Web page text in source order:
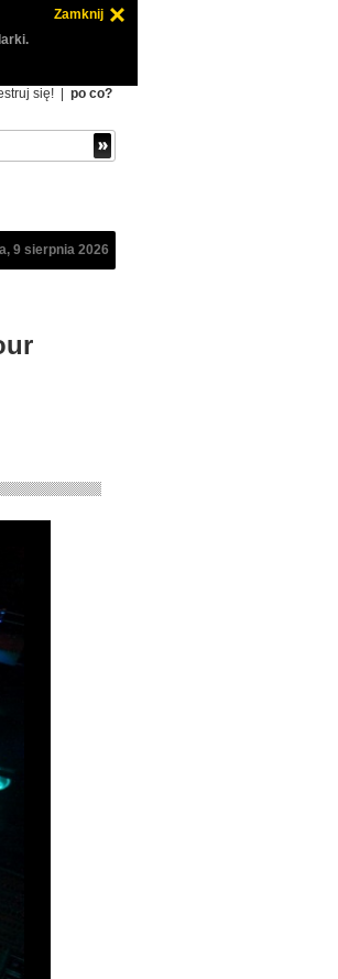
Zamknij
się! po co?
9 sierpnia 2026